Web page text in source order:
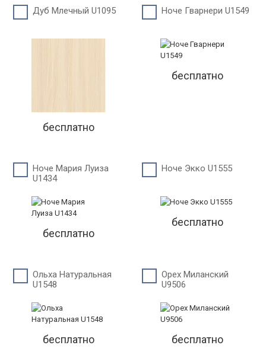
Дуб Млечный U1095
бесплатно
Ноче Гварнери U1549
бесплатно
Ноче Мария Луиза
U1434
бесплатно
Ноче Экко U1555
бесплатно
Ольха Натуральная
U1548
бесплатно
Орех Миланский
U9506
бесплатно